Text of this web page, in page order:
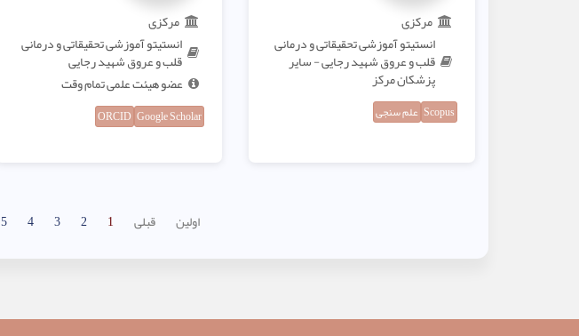
مرکزی
انستیتو آموزشی تحقیقاتی و درمانی
قلب و عروق شهید رجایی - سایر
پزشکان مرکز
Scopus علم سنجی
مرکزی
انستیتو آموزشی تحقیقاتی و درمانی
قلب و عروق شهید رجایی
عضو هیئت علمی تمام وقت
Google Scholar
ORCID
اولین قبلی 1
2
3
4
5